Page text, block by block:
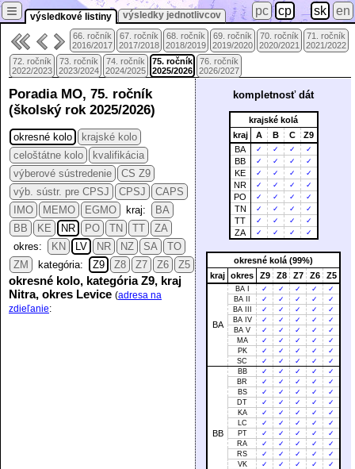
výsledkové listiny výsledky jednotlivcov
≡ pc cp sk en
66. ročník
2016/2017
67. ročník
2017/2018
68. ročník
2018/2019
69. ročník
2019/2020
70. ročník
2020/2021
71. ročník
2021/2022
72. ročník
2022/2023
73. ročník
2023/2024
74. ročník
2024/2025
75. ročník
2025/2026
76. ročník
2026/2027
kompletnosť dát
krajské kolá
kraj
A B C
Z9
BA
✓ ✓ ✓ ✓
BB ✓ ✓ ✓ ✓
KE ✓ ✓ ✓ ✓
NR ✓ ✓ ✓ ✓
PO ✓ ✓ ✓ ✓
TN ✓ ✓ ✓ ✓
TT ✓ ✓ ✓ ✓
ZA ✓ ✓ ✓ ✓
okresné kolá (99%)
kraj okres Z9 Z8 Z7 Z6 Z5
BA
BA I ✓ ✓ ✓ ✓
✓
BA II
✓ ✓ ✓ ✓
✓
BA III
✓ ✓ ✓ ✓
✓
BA IV
✓ ✓ ✓ ✓
✓
BA V
✓ ✓ ✓ ✓
✓
MA
✓ ✓ ✓ ✓
✓
PK
✓ ✓ ✓ ✓
✓
SC
✓ ✓ ✓ ✓ ✓
BB
BB ✓ ✓ ✓ ✓
✓
BR
✓ ✓ ✓ ✓
✓
BS
✓ ✓ ✓ ✓
✓
DT
✓ ✓ ✓ ✓
✓
KA
✓ ✓ ✓ ✓
✓
LC
✓ ✓ ✓ ✓
✓
PT
✓ ✓ ✓ ✓
✓
RA
✓ ✓ ✓ ✓
✓
RS
✓ ✓ ✓ ✓
✓
VK
✓ ✓ ✓ ✓
✓
Poradia MO, 75. ročník
(školský rok 2025/2026)
okresné kolo
krajské kolo
celoštátne kolo
kvalifikácia
výberové sústredenie
CS Z9
výb. sústr. pre CPSJ
CPSJ
CAPS
IMO
MEMO EGMO kraj:
BA
BB
KE NR PO TN TT
ZA
okres:
KN LV NR NZ SA
TO
ZM
kategória: Z9 Z8 Z7 Z6 Z5
okresné kolo, kategória Z9, kraj
Nitra, okres Levice (adresa na
zdieľanie: